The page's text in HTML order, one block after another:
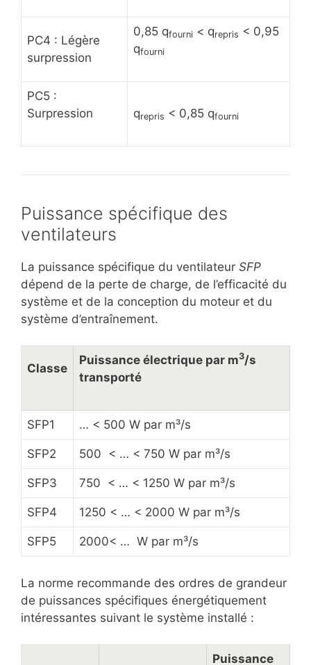
PC4 : Légère
surpression
0,85 qfourni < qrepris < 0,95
qfourni
PC5 :
Surpression
qrepris < 0,85 qfourni
Puissance spécifique des
ventilateurs
La puissance spécifique du ventilateur SFP
dépend de la perte de charge, de l’efficacité du
système et de la conception du moteur et du
système d’entraînement.
Classe
Puissance électrique par m3/s
transporté
SFP1 … < 500 W par m³/s
SFP2 500 < … < 750 W par m³/s
SFP3 750 < … < 1250 W par m³/s
SFP4 1250 < … < 2000 W par m³/s
SFP5 2000< … W par m³/s
La norme recommande des ordres de grandeur
de puissances spécifiques énergétiquement
intéressantes suivant le système installé :
Puissance